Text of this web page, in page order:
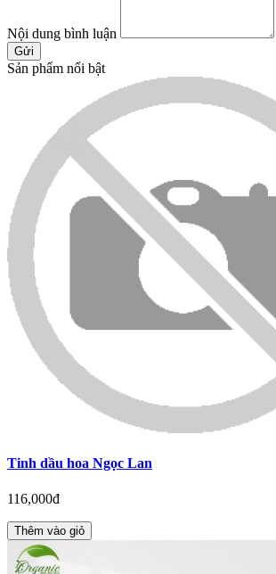
Nội dung bình luận
Gửi
Sản phẩm nổi bật
Tinh dầu hoa Ngọc Lan
116,000đ
Thêm vào giỏ